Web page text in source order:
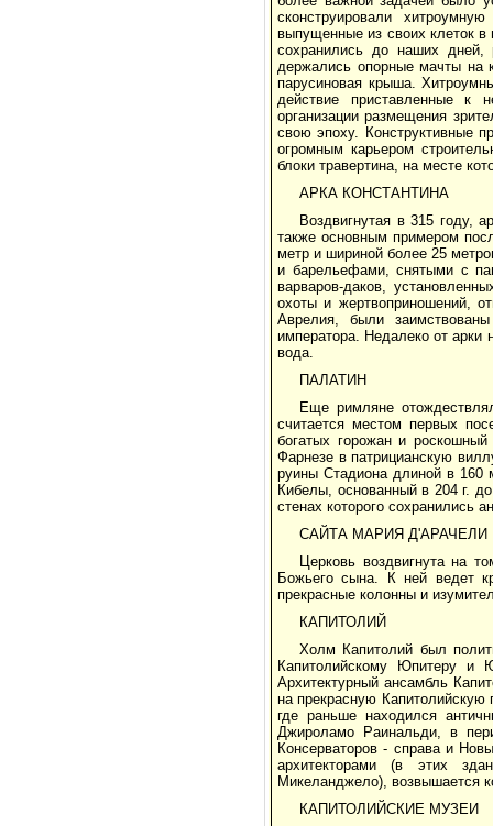
сконструировали
выпущенные из своих клеток
сохранились до наших дней,
держались опорные мачты на
парусиновая крыша.
действие приставленные к
организации размещения
свою эпоху. Конструктивные
огромным карьером
блоки травертина, на месте
АРКА КОНСТАНТИНА
Воздвигнутая в 315 году,
также основным примером
метр и шириной более 25
и барельефами, снятыми с
варваров-даков,
охоты и жертвоприношений,
Аврелия, были
императора. Недалеко от арки
вода.
ПАЛАТИН
Еще римляне
считается местом первых
богатых горожан и
Фарнезе в патрицианскую
руины Стадиона длиной в 160
Кибелы, основанный в 204 г.
стенах которого сохранились
САЙТА МАРИЯ Д'АРАЧЕЛИ
Церковь воздвигнута на
Божьего сына. К ней ведет
прекрасные колонны и
КАПИТОЛИЙ
Холм Капитолий был
Капитолийскому Юпитеру и
Архитектурный ансамбль
на прекрасную
где раньше находился
Джироламо Раинальди, в
Консерваторов - справа и
архитекторами (в этих
Микеланджело), возвышается
КАПИТОЛИЙСКИЕ МУЗЕИ